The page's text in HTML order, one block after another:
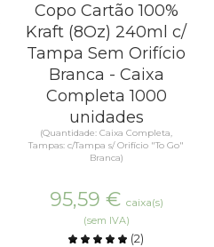
Copo Cartão 100%
Kraft (8Oz) 240ml c/
Tampa Sem Orifício
Branca - Caixa
Completa 1000
unidades
(Quantidade: Caixa Completa,
Tampas: c/Tampa s/ Orifício "To Go"
Branca)
95,59 € caixa(s)
(sem IVA)
(2)